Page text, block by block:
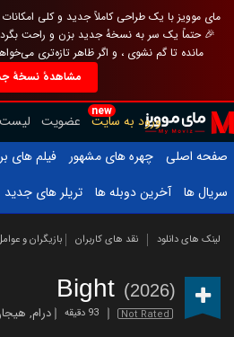
مای موویز با یک طراحی کاملاً جدید و کلی
🎉 حتماً یک سر به نسخهٔ جدید بزن و راحت
مانده تا گم نشوی ، و اگر ظاهر تازه‌تری
مشاهدهٔ نسخهٔ
new
ورود به سایت عضویت
صفحه اصلی
چهره های مشهور
فیلم های
سریال ها
آخرین دوبله ها تریلر های جدید
لینک های دانلود نقد های کاربران بازیگران و
Bight (2026)
Not Rated 93 دقیقه درام,